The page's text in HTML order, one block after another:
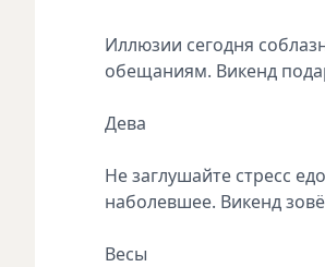
Иллюзии сегодня
обещаниям. Викенд
Дева
Не заглушайте стресс
наболевшее. Викенд
Весы